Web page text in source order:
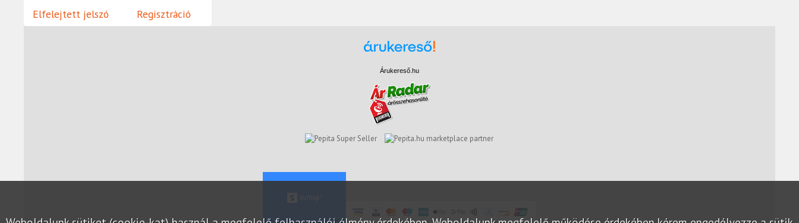
Elfelejtett jelszó Regisztráció
Árukereső.hu
marketplace partner